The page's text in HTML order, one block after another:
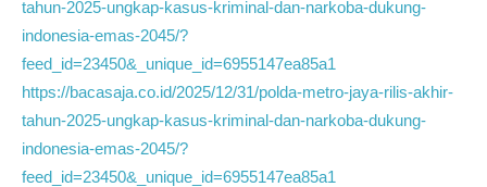
tahun-2025-ungkap-kasus-kriminal-dan-narkoba-dukung-
indonesia-emas-2045/?
feed_id=23450&_unique_id=6955147ea85a1
https://bacasaja.co.id/2025/12/31/polda-metro-jaya-rilis-akhir-
tahun-2025-ungkap-kasus-kriminal-dan-narkoba-dukung-
indonesia-emas-2045/?
feed_id=23450&_unique_id=6955147ea85a1